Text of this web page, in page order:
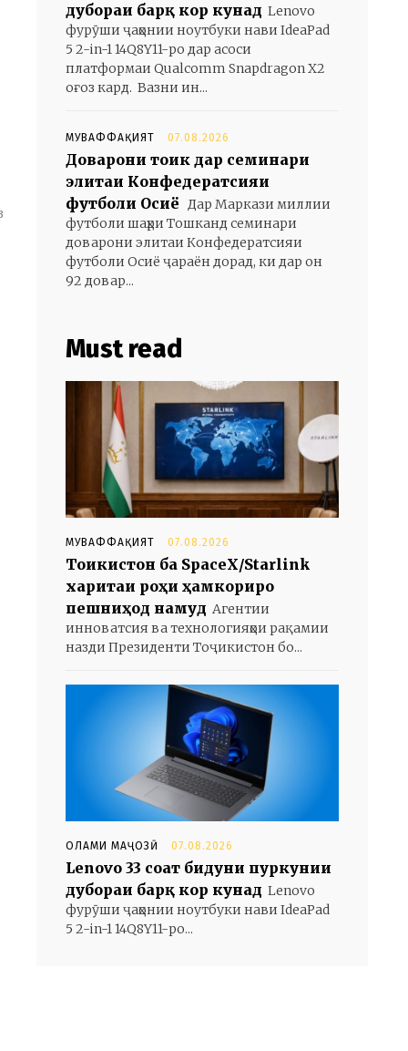
дубораи барқ кор кунад Lenovo
фурӯши ҷаҳонии ноутбуки нави IdeaPad
5 2-in-1 14Q8Y11-ро дар асоси
платформаи Qualcomm Snapdragon X2
оғоз кард. Вазни ин...
МУВАФФАҚИЯТ 07.08.2026
Доварони тоҷик дар семинари
элитаи Конфедератсияи
футболи Осиё Дар Маркази миллии
футболи шаҳри Тошканд семинари
доварони элитаи Конфедератсияи
футболи Осиё ҷараён дорад, ки дар он
92 довар...
Must read
МУВАФФАҚИЯТ 07.08.2026
Тоҷикистон ба SpaceX/Starlink
харитаи роҳи ҳамкориро
пешниҳод намуд Агентии
инноватсия ва технологияҳои рақамии
назди Президенти Тоҷикистон бо...
ОЛАМИ МАҶОЗӢ 07.08.2026
Lenovo 33 соат бидуни пуркунии
дубораи барқ кор кунад Lenovo
фурӯши ҷаҳонии ноутбуки нави IdeaPad
5 2-in-1 14Q8Y11-ро...